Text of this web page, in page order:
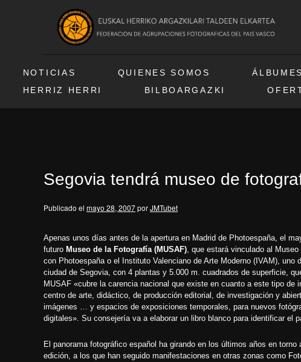
NOTICIAS QUIENES SOMOS ÁLBUMES
HERRIZ HERRI
BILBOARGAZKI
Segovia tendrá museo de
Publicado el mayo 28, 2007porJMTubet
Apenas unos días antes de la apertura en Madrid de Photoespaña, el
futuro Museo de la Fotografía (MUSAF), que estará vinculado al
con Photoespaña o el Instituto Valenciano de Arte Moderno (IVAM),
ciudad de Segovia, con 4 plantas y 5.000 m. cuadrados de superficie,
MUSAF «cubre la carencia nacional que existe en cuanto a este tipo
centro de arte, didáctico, de producción editorial, de investigación y
imágenes … y espacios de exposiciones temporales, para nuevos
digitales». Su consejería va a elaborar un libro blanco para identificar
El panorama fotográfico español ha girando en los últimos años en
edición, a los que han seguido manifestaciones en otras zonas como